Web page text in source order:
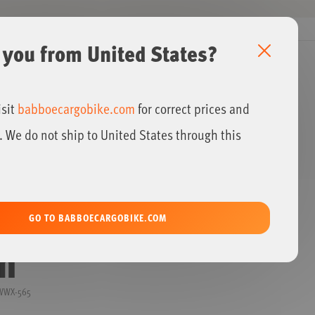
câble de frein
5mm noir
565
from United States?
babboecargobike.comfor correct prices and
We do not ship to United States through this
GO TO BABBOECARGOBIKE.COM